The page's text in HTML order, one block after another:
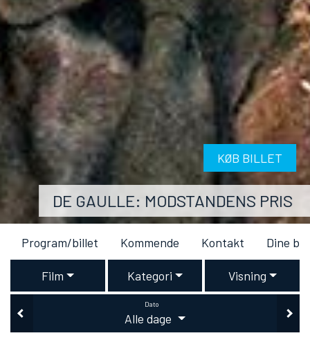
DE GAULLE: MODSTANDENS PRIS
KØB BILLET
Program/billet Kommende Kontakt Dine
Film Kategori Visning
Dato
Alle dage